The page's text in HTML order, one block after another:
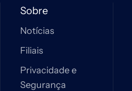
Sobre
Notícias
Filiais
Privacidade e
Segurança